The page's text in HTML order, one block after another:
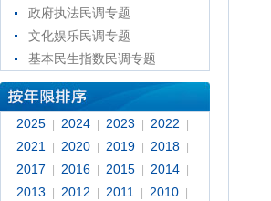
政府执法民调专题
文化娱乐民调专题
基本民生指数民调专题
2025 2024 2023 2022
2021 2020 2019 2018
2017 2016 2015 2014
2013 2012 2011 2010